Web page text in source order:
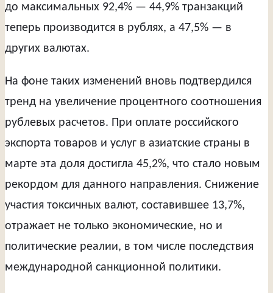
до максимальных 92,4% — 44,9% транзакций
теперь производится в рублях, а 47,5% — в
других валютах.
На фоне таких изменений вновь подтвердился
тренд на увеличение процентного соотношения
рублевых расчетов. При оплате российского
экспорта товаров и услуг в азиатские страны в
марте эта доля достигла 45,2%, что стало новым
рекордом для данного направления. Снижение
участия токсичных валют, составившее 13,7%,
отражает не только экономические, но и
политические реалии, в том числе последствия
международной санкционной политики.